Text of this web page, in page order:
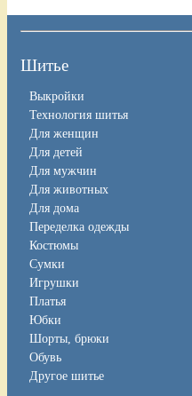
Шитье
Выкройки
Технология шитья
Для женщин
Для детей
Для мужчин
Для животных
Для дома
Переделка одежды
Костюмы
Сумки
Игрушки
Платья
Юбки
Шорты, брюки
Обувь
Другое шитье